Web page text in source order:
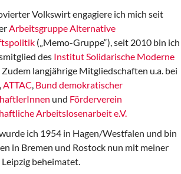
Volkswirt engagiere ich mich seit
Arbeitsgruppe Alternative
(„Memo-Gruppe“), seit 2010 bin ich
des Institut Solidarische Moderne
Zudem langjährige Mitgliedschaften u.a. bei
,ATTAC, Bund demokratischer
und Förderverein
Arbeitslosenarbeit e.V.
ich 1954 in Hagen/Westfalen und bin
in Bremen und Rostock nun mit meiner
beheimatet.